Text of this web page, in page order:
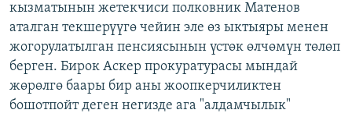
кызматынын жетекчиси полковник Матенов
аталган текшерүүгө чейин эле өз ыктыяры менен
жогорулатылган пенсиясынын үстөк өлчөмүн төлөп
берген. Бирок Аскер прокуратурасы мындай
жөрөлгө баары бир аны жоопкерчиликтен
бошотпойт деген негизде ага "алдамчылык"